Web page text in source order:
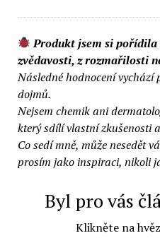
Produkt jsem si pořídila
zvědavosti, z rozmařilosti
Následné hodnocení vychází
dojmů.
Nejsem chemik ani
který sdílí vlastní zkušenosti
Co sedí mně, může nesedět
prosím jako inspiraci, nikoli
Byl pro vás
Klikněte na